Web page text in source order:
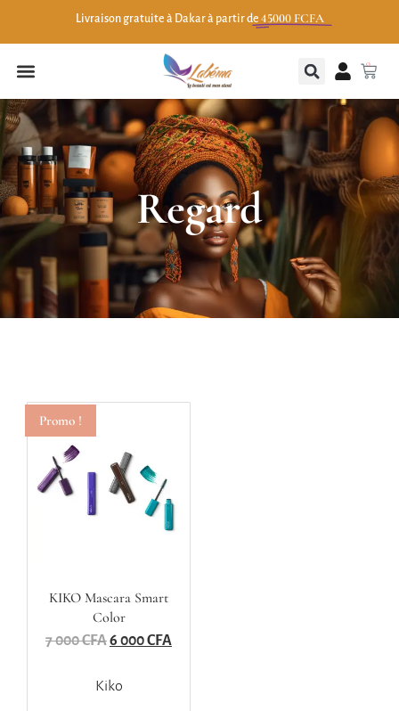
Livraison gratuite à Dakar à partir de 45000 FCFA
0
Regard
Promo !
KIKO Mascara Smart
Color
7 000CFA6 000CFA
Kiko